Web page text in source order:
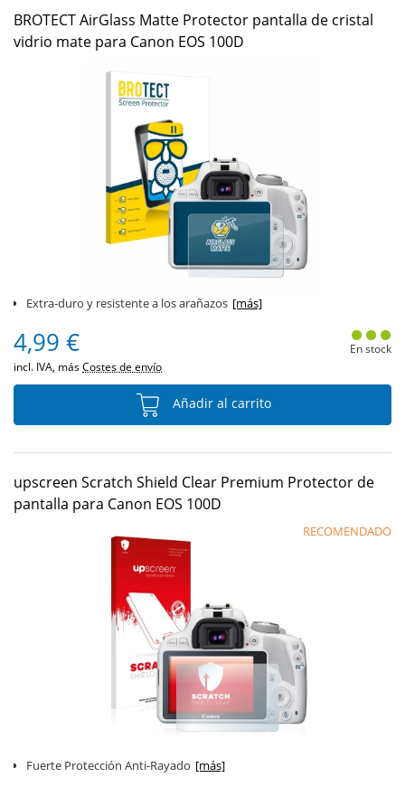
BROTECT AirGlass Matte Protector pantalla de cristal
vidrio mate para Canon EOS 100D
Extra-duro y resistente a los arañazos [más]
4,99 €
incl. IVA, másCostes de envío
En stock
Añadir al carrito
upscreen Scratch Shield Clear Premium Protector de
pantalla para Canon EOS 100D
RECOMENDADO
Fuerte Protección Anti-Rayado [más]